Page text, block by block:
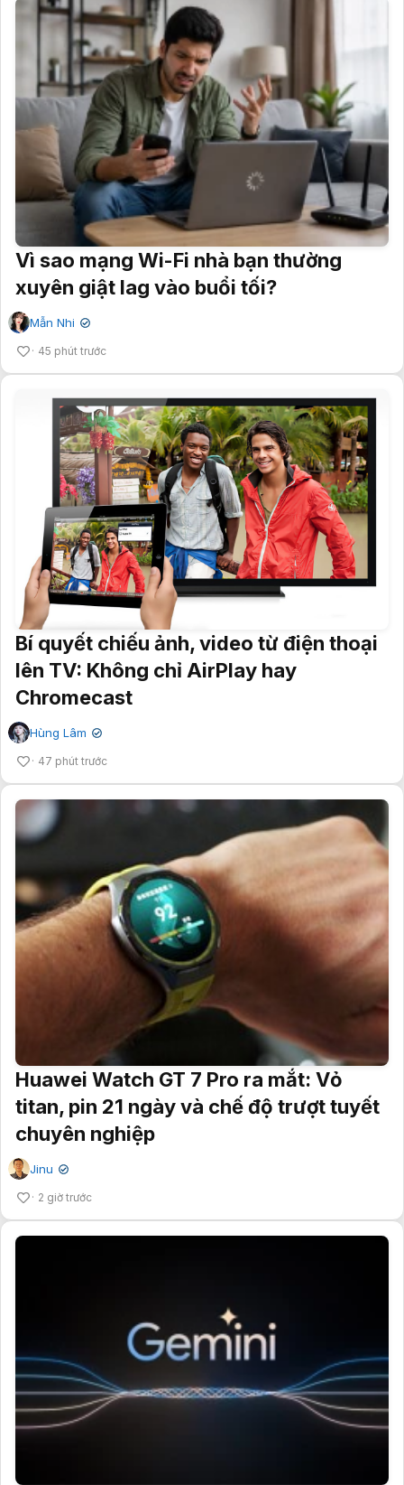
Vì sao mạng Wi-Fi nhà bạn thường
xuyên giật lag vào buổi tối?
Mẫn Nhi ✔
45 phút trước
Bí quyết chiếu ảnh, video từ điện thoại
lên TV: Không chỉ AirPlay hay
Chromecast
Hùng Lâm ✔
47 phút trước
Huawei Watch GT 7 Pro ra mắt: Vỏ
titan, pin 21 ngày và chế độ trượt tuyết
chuyên nghiệp
Jinu ✔
2 giờ trước